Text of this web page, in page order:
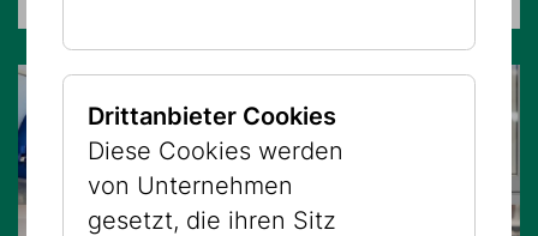
Drittanbieter Cookies
Diese Cookies werden
von Unternehmen
gesetzt, die ihren Sitz